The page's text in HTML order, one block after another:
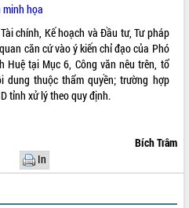
minh họa
chính, Kế hoạch và Đầu tư, Tư pháp
căn cứ vào ý kiến chỉ đạo của Phó
Huệ tại Mục 6, Công văn nêu trên, tổ
dung thuộc thẩm quyền; trường hợp
tỉnh xử lý theo quy định.
Bích Trâm
In